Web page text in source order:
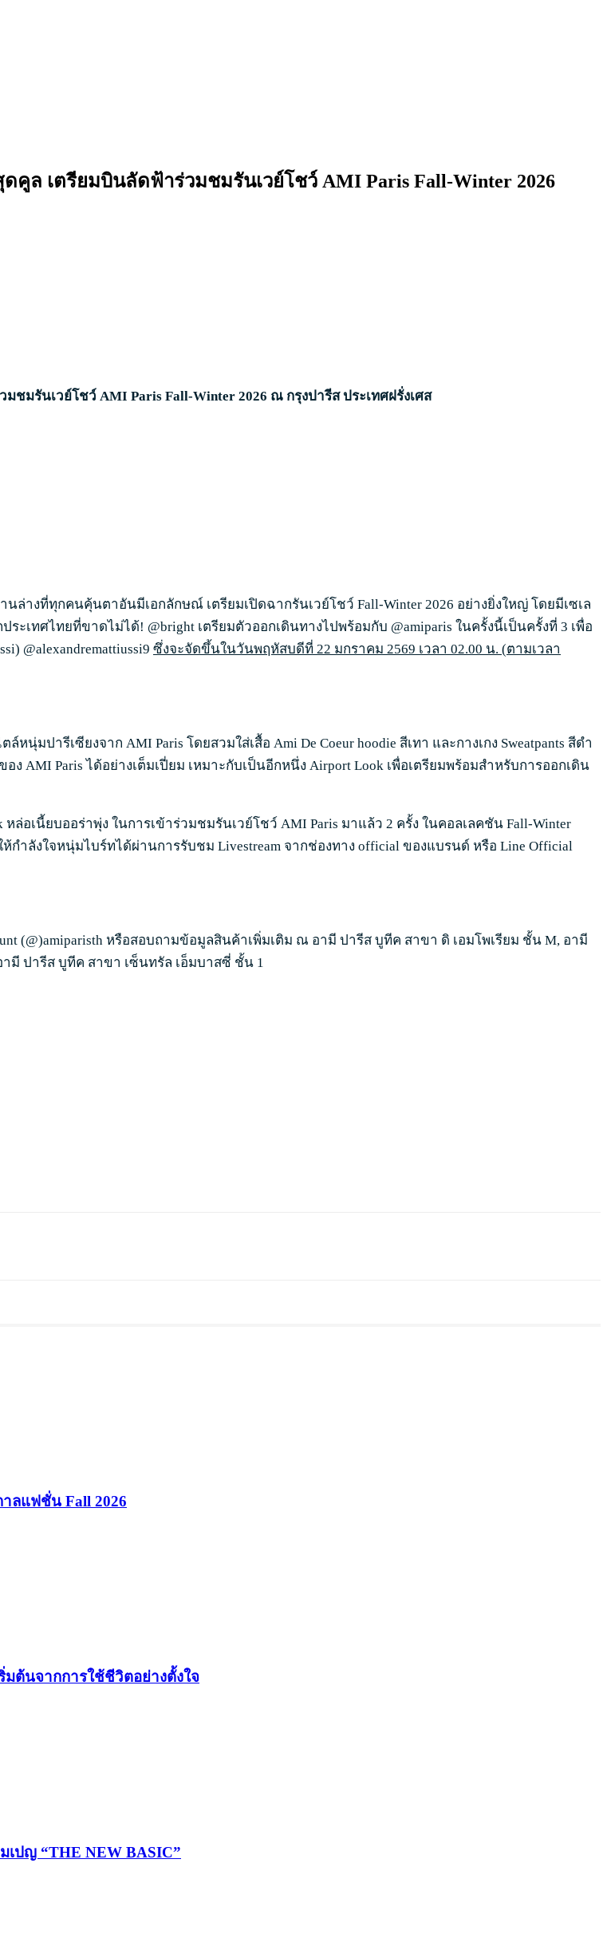
คูล เตรียมบินลัดฟ้าร่วมชมรันเวย์โชว์ AMI Paris Fall-Winter 2026
มชมรันเวย์โชว์ AMI Paris Fall-Winter 2026 ณ กรุงปารีส ประเทศฝรั่งเศส
นล่างที่ทุกคนคุ้นตาอันมีเอกลักษณ์ เตรียมเปิดฉากรันเวย์โชว์ Fall-Winter 2026 อย่างยิ่งใหญ่ โดยมีเซเล
เทศไทยที่ขาดไม่ได้! @bright เตรียมตัวออกเดินทางไปพร้อมกับ @amiparis ในครั้งนี้เป็นครั้งที่ 3 เพื่อ
@alexandremattiussi9 ซึ่งจะจัดขึ้นในวันพฤหัสบดีที่ 22 มกราคม 2569 เวลา 02.00 น. (ตามเวลา
มปารีเซียงจาก AMI Paris โดยสวมใส่เสื้อ Ami De Coeur hoodie สีเทา และกางเกง Sweatpants สีดำ
AMI Paris ได้อย่างเต็มเปี่ยม เหมาะกับเป็นอีกหนึ่ง Airport Look เพื่อเตรียมพร้อมสำหรับการออกเดิน
อเนี้ยบออร่าพุ่ง ในการเข้าร่วมชมรันเวย์โชว์ AMI Paris มาแล้ว 2 ครั้ง ในคอลเลคชัน Fall-Winter
กำลังใจหนุ่มไบร์ทได้ผ่านการรับชม Livestream จากช่องทาง official ของแบรนด์ หรือ Line Official
(@)amiparisth หรือสอบถามข้อมูลสินค้าเพิ่มเติม ณ อามี ปารีส บูทีค สาขา ดิ เอมโพเรียม ชั้น M, อามี
มี ปารีส บูทีค สาขา เซ็นทรัล เอ็มบาสซี่ ชั้น 1
ลแฟชั่น Fall 2026
มต้นจากการใช้ชีวิตอย่างตั้งใจ
เปญ “THE NEW BASIC”